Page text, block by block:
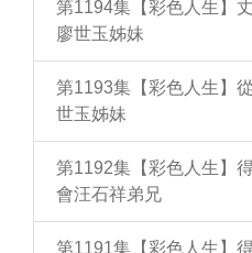
第1194集【彩色人生】
廖世玉姊妹
第1193集【彩色人生】
世玉姊妹
第1192集【彩色人生】
會汪石祥弟兄
第1191集【彩色人生】